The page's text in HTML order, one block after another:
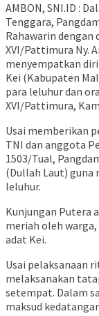
AMBON, SNI.ID :
Tenggara,
Rahawarin dengan
XVI/Pattimura Ny.
menyempatkan
Kei (Kabupaten
para leluhur dan
XVI/Pattimura,
Usai memberikan
TNI dan anggota
1503/Tual,
(Dullah Laut) guna
leluhur.
Kunjungan Putera
meriah oleh
adat Kei.
Usai pelaksanaan
melaksanakan
setempat. Dalam
maksud